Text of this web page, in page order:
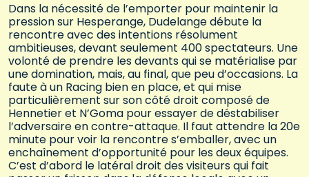
Dans la nécessité de l’emporter pour maintenir la
pression sur Hesperange, Dudelange débute la
rencontre avec des intentions résolument
ambitieuses, devant seulement 400 spectateurs. Une
volonté de prendre les devants qui se matérialise par
une domination, mais, au final, que peu d’occasions. La
faute à un Racing bien en place, et qui mise
particulièrement sur son côté droit composé de
Hennetier et N’Goma pour essayer de déstabiliser
l’adversaire en contre-attaque. Il faut attendre la 20e
minute pour voir la rencontre s’emballer, avec un
enchaînement d’opportunité pour les deux équipes.
C’est d’abord le latéral droit des visiteurs qui fait